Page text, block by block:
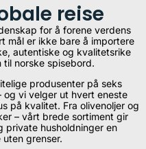
reise
for å forene verdens
mål er ikke bare å importere
autentiske og kvalitetsrike
til norske spisebord.
produsenter på seks
og vi velger ut hvert eneste
på kvalitet. Fra olivenoljer og
– vårt brede sortiment gir
private husholdninger en
grenser.